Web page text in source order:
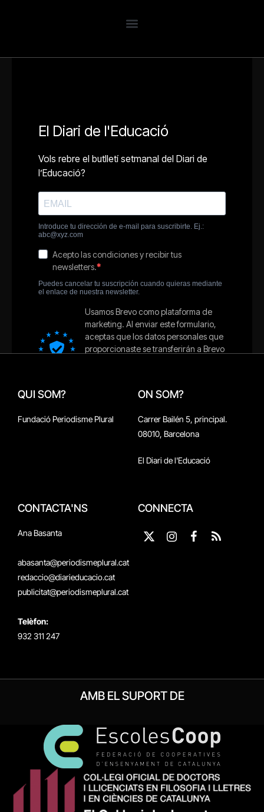
QUI SOM?
Fundació Periodisme Plural
ON SOM?
Carrer Bailén 5, principal.
08010, Barcelona
El Diari de l'Educació
CONTACTA'NS
Ana Basanta
abasanta@periodismeplural.cat
redaccio@diarieducacio.cat
publicitat@periodismeplural.cat
Telèfon:
932 311 247
CONNECTA
X
InstagramFacebook
RSS
AMB EL SUPORT DE